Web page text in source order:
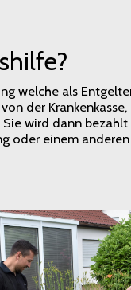
welche als
der
wird dann
oder einem